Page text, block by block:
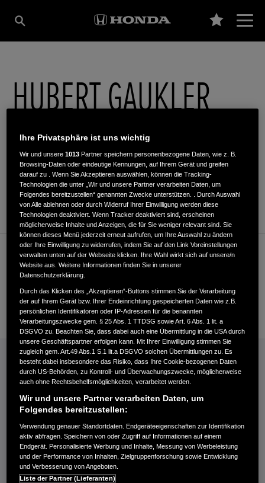
HUBERT GAUKLER
Alte Dorfstr. 4,83250,Marquartstein
ROUTENPLANUNG
Kundenservice
+4986418296
E-Mail
INFORMATIONEN: KRAFTSTOFFVERBRAUCH/CO2-EMISSIONEN (PDF, 42 KB)
Kraftstoffverbrauch Jazz e:HEV in l/100 km: kombiniert 4,6−4,8. CO₂-
Emissionen in g/km: kombiniert 104−109. CO₂-Klasse: C.
Kraftstoffverbrauch Civic e:HEV in l/100 km: kombiniert 4,8−5,1. CO₂-
Emissionen in g/km: kombiniert 109−116. CO₂-Klasse: C-D.
Kraftstoffverbrauch HR-V e:HEV in l/100 km: kombiniert 5,4. CO₂-
Emissionen in g/km: kombiniert 122. CO₂-Klasse: D.
Kraftstoffverbrauch ZR-V e:HEV in l/100 km: kombiniert 5,8−5,9. CO₂-
Emissionen in g/km: kombiniert 132−133. CO₂-Klasse: D.
Energieverbrauch CR-V e:PHEV: Kraftstoffverbrauch gewichtet,
Ihre Privatsphäre ist uns wichtig
Wir und unsere1013 Partner speichern personenbezogene Daten, wie z. B.
Browsing-Daten oder eindeutige Kennungen, auf Ihrem Gerät und greifen
darauf zu . Wenn Sie Akzeptieren auswählen, können die Tracking-
Technologien die unter „Wir und unsere Partner verarbeiten Daten, um
Folgendes bereitzustellen“ genannten Zwecke unterstützen. . Durch Auswahl
von Alle ablehnen oder durch Widerruf Ihrer Einwilligung werden diese
Technologien deaktiviert. Wenn Tracker deaktiviert sind, erscheinen
möglicherweise Inhalte und Anzeigen, die für Sie weniger relevant sind. Sie
können dieses Menü jederzeit erneut aufrufen, um Ihre Auswahl zu ändern
oder Ihre Einwilligung zu widerrufen, indem Sie auf den Link Voreinstellungen
verwalten unten auf der Webseite klicken. Ihre Wahl wirkt sich auf unsere/n
Website aus. Weitere Informationen finden Sie in unserer
Datenschutzerklärung.
Durch das Klicken des „Akzeptieren“-Buttons stimmen Sie der Verarbeitung
der auf Ihrem Gerät bzw. Ihrer Endeinrichtung gespeicherten Daten wie z.B.
persönlichen Identifikatoren oder IP-Adressen für die benannten
Verarbeitungszwecke gem. § 25 Abs. 1 TTDSG sowie Art. 6 Abs. 1 lit. a
DSGVO zu. Beachten Sie, dass dabei auch eine Übermittlung in die USA durch
unsere Geschäftspartner erfolgen kann. Mit Ihrer Einwilligung stimmen Sie
zugleich gem. Art.49 Abs.1 S.1 lit.a DSGVO solchen Übermittlungen zu. Es
besteht dabei insbesondere das Risiko, dass Ihre Cookie-bezogenen Daten
durch US-Behörden, zu Kontroll- und Überwachungszwecke, möglicherweise
auch ohne Rechtsbehelfsmöglichkeiten, verarbeitet werden.
Wir und unsere Partner verarbeiten Daten, um
Folgendes bereitzustellen:
Verwendung genauer Standortdaten. Endgeräteeigenschaften zur Identifikation
aktiv abfragen. Speichern von oder Zugriff auf Informationen auf einem
Endgerät. Personalisierte Werbung und Inhalte, Messung von Werbeleistung
und der Performance von Inhalten, Zielgruppenforschung sowie Entwicklung
und Verbesserung von Angeboten.
Liste der Partner (Lieferanten)